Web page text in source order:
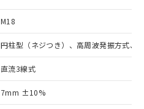
M18
円柱型（ネジつき）、高周波発振方式、
直流3線式
7mm ±10%